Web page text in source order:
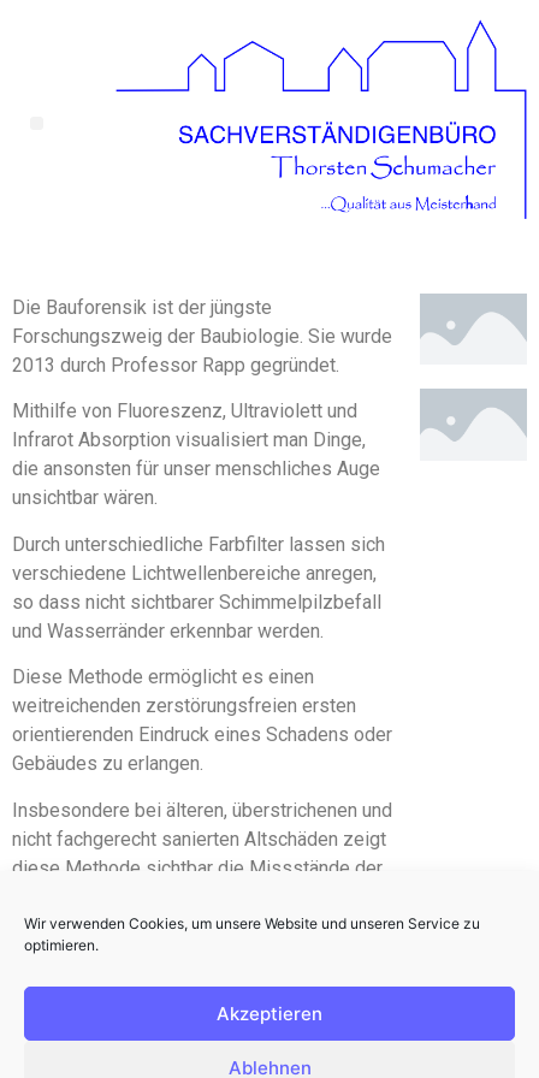
Wir verwenden Cookies, um unsere Website und unseren Service zu
optimieren.
Akzeptieren
Ablehnen
Die Bauforensik ist der jüngste
Forschungszweig der Baubiologie. Sie wurde
2013 durch Professor Rapp gegründet.
Mithilfe von Fluoreszenz, Ultraviolett und
Infrarot Absorption visualisiert man Dinge,
die ansonsten für unser menschliches Auge
unsichtbar wären.
Durch unterschiedliche Farbfilter lassen sich
verschiedene Lichtwellenbereiche anregen,
so dass nicht sichtbarer Schimmelpilzbefall
und Wasserränder erkennbar werden.
Diese Methode ermöglicht es einen
weitreichenden zerstörungsfreien ersten
orientierenden Eindruck eines Schadens oder
Gebäudes zu erlangen.
Insbesondere bei älteren, überstrichenen und
nicht fachgerecht sanierten Altschäden zeigt
diese Methode sichtbar die Missstände der
Zudem ermöglicht dies Methode eine